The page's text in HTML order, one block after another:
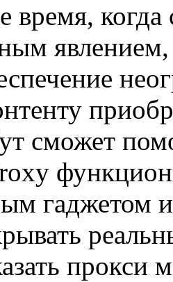
время,
сможет
гаджетом
прокси